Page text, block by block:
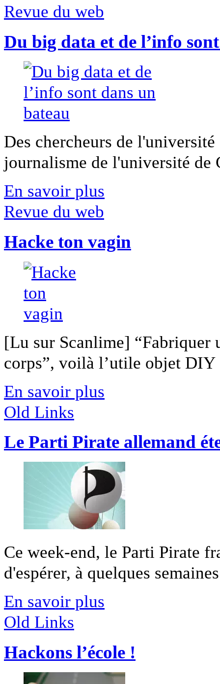
Revue du web
Du big data et de l’info
Des chercheurs de
journalisme de l'université
En savoir plus
Revue du web
Hacke ton vagin
[Lu sur Scanlime] “Fabriquer
corps”, voilà l’utile objet
En savoir plus
Old Links
Le Parti Pirate allemand
Ce week-end, le Parti Pirate
d'espérer, à quelques
En savoir plus
Old Links
Hackons l’école !